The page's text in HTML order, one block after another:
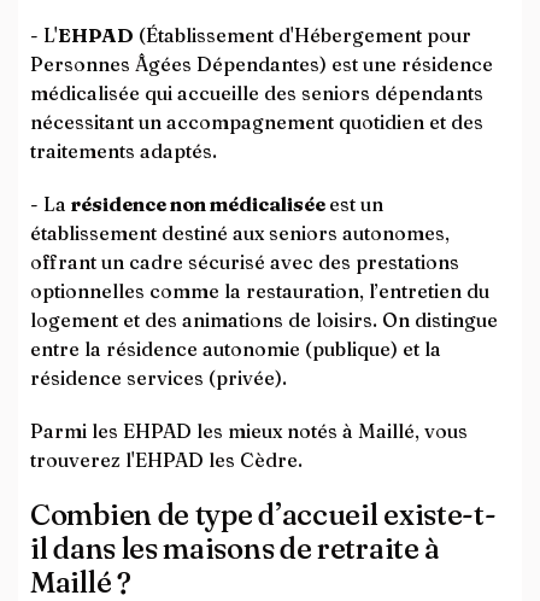
- L'EHPAD (Établissement d'Hébergement pour
Personnes Âgées Dépendantes) est une résidence
médicalisée qui accueille des seniors dépendants
nécessitant un accompagnement quotidien et des
traitements adaptés.
- La résidence non médicalisée est un
établissement destiné aux seniors autonomes,
offrant un cadre sécurisé avec des prestations
optionnelles comme la restauration, l’entretien du
logement et des animations de loisirs. On distingue
entre la résidence autonomie (publique) et la
résidence services (privée).
Parmi les EHPAD les mieux notés à Maillé, vous
trouverez l'EHPAD les Cèdre.
Combien de type d’accueil existe-t-
il dans les maisons de retraite à
Maillé ?